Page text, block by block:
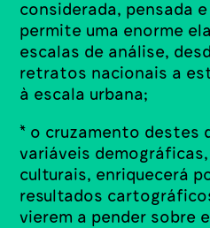
considerada, pensada
permite uma enorme
escalas de análise,
retratos nacionais a
à escala urbana;
* o cruzamento destes
variáveis
culturais, enriquecerá
resultados
vierem a pender sobre